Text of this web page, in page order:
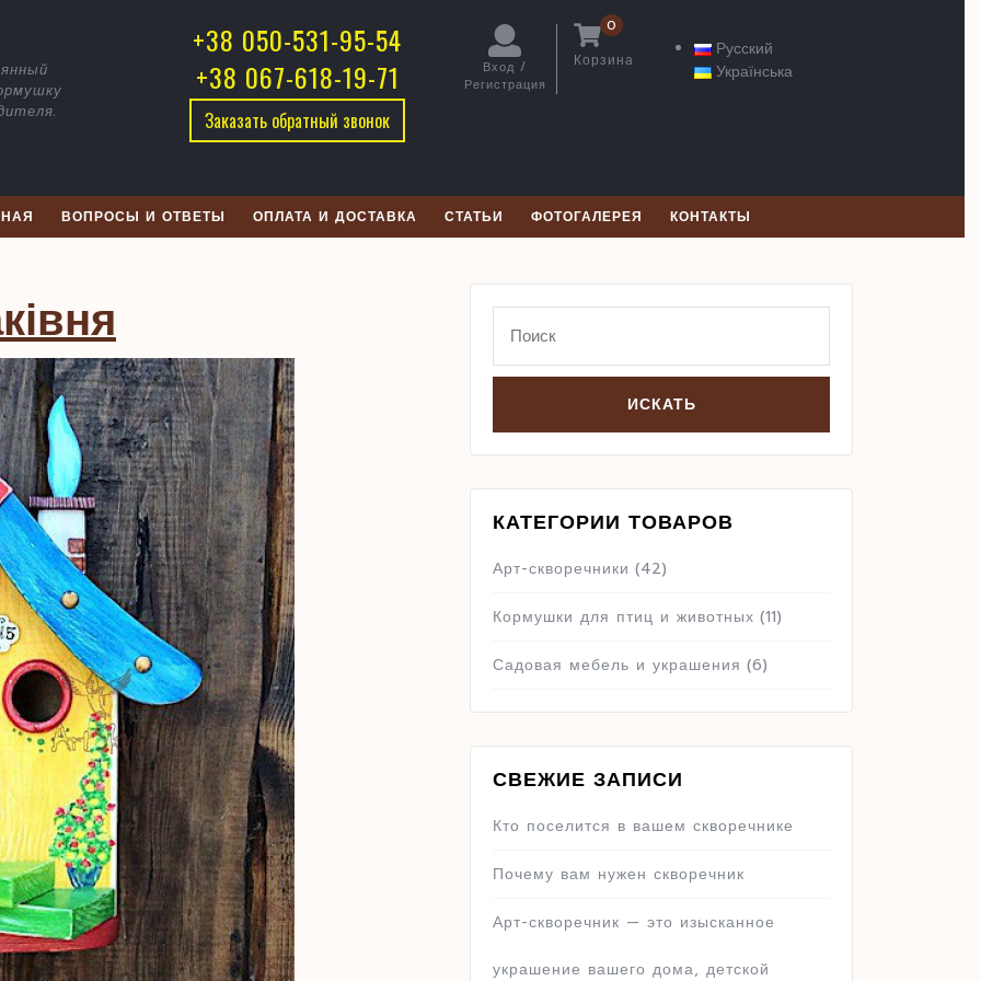
+38 050-531-95-54
+38 067-618-19-71
Заказать обратный звонок
Вход /
Регистрация
Корзина
0
Русский
Українська
ВОПРОСЫ И ОТВЕТЫ ОПЛАТА И ДОСТАВКА СТАТЬИ ФОТОГАЛЕРЕЯ КОНТАКТЫ
Скворечник
Шпаківня
for:
КАТЕГОРИИ ТОВАРОВ
Арт-скворечники (42)
Кормушки для птиц и животных (11)
Садовая мебель и украшения (6)
СВЕЖИЕ ЗАПИСИ
Кто поселится в вашем скворечнике
Почему вам нужен скворечник
Арт-скворечник — это изысканное
украшение вашего дома, детской